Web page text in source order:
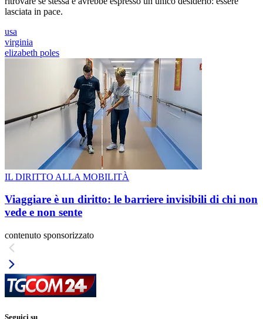
lasciata in pace.
usa
virginia
elizabeth poles
IL DIRITTO ALLA MOBILITÀ
Viaggiare è un diritto: le barriere invisibili di chi non
vede e non sente
contenuto sponsorizzato
Seguici su